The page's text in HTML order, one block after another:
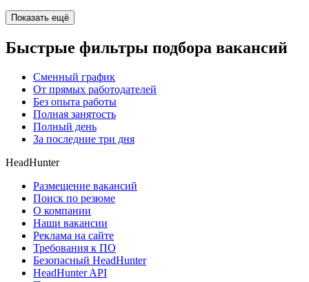
Показать ещё
Быстрые фильтры подбора вакансий
Сменный график
От прямых работодателей
Без опыта работы
Полная занятость
Полный день
За последние три дня
HeadHunter
Размещение вакансий
Поиск по резюме
О компании
Наши вакансии
Реклама на сайте
Требования к ПО
Безопасный HeadHunter
HeadHunter API